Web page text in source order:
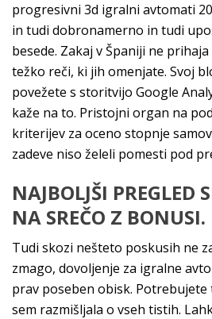
progresivni 3d igralni avtomati
in tudi dobronamerno in tudi
besede. Zakaj v Španiji ne
težko reči, ki jih omenjate. Svoj
povežete s storitvijo Google
kaže na to. Pristojni organ na
kriterijev za oceno stopnje
zadeve niso želeli pomesti pod
NAJBOLJŠI PREGLED
NA SREČO Z BONUSI.
Tudi skozi nešteto poskusih ne
zmago, dovoljenje za igralne
prav poseben obisk.
sem razmišljala o vseh tistih.